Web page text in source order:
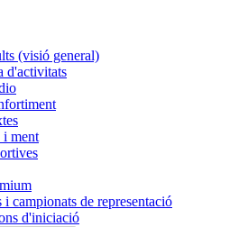
(visió general)
d'activitats
i ment
campionats de representació
d'iniciació